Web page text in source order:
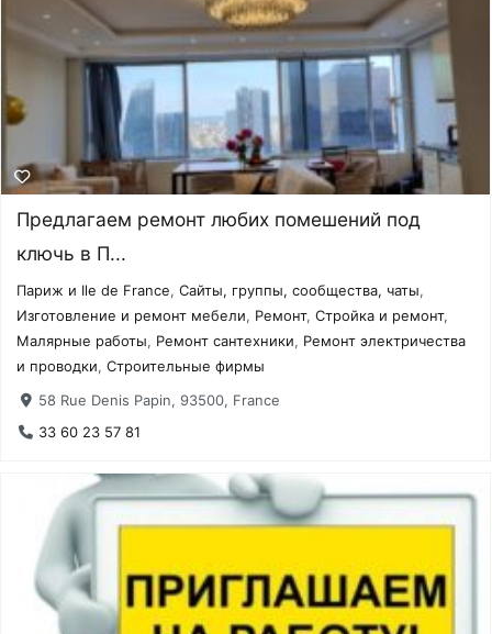
Предлагаем ремонт любих помешений под
ключь в П...
Париж и Ile de France,Сайты, группы, сообщества, чаты,
Изготовление и ремонт мебели, Ремонт,Стройка и ремонт,
Малярные работы, Ремонт сантехники, Ремонт электричества
и проводки,Строительные фирмы
58 Rue Denis Papin, 93500, France
33 60 23 57 81